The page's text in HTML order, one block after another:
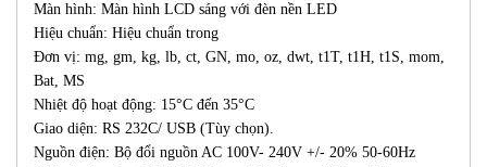
Màn hình: Màn hình LCD sáng với đèn nền LED
Hiệu chuẩn: Hiệu chuẩn trong
Đơn vị: mg, gm, kg, lb, ct, GN, mo, oz, dwt, t1T, t1H, t1S, mom,
Bat, MS
Nhiệt độ hoạt động: 15°C đến 35°C
Giao diện: RS 232C/ USB (Tùy chọn).
Nguồn điện: Bộ đổi nguồn AC 100V- 240V +/- 20% 50-60Hz